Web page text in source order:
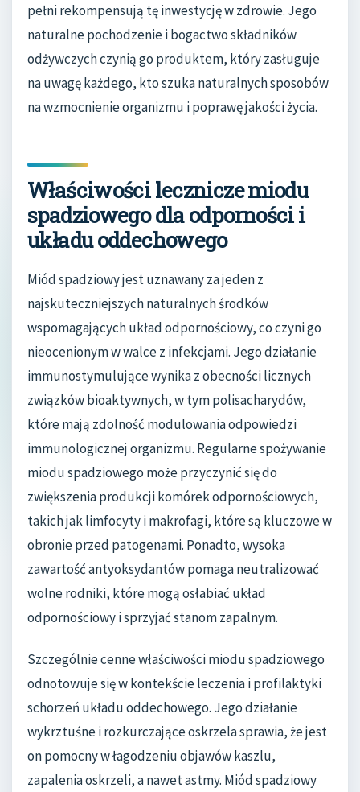
pełni rekompensują tę inwestycję w zdrowie. Jego
naturalne pochodzenie i bogactwo składników
odżywczych czynią go produktem, który zasługuje
na uwagę każdego, kto szuka naturalnych sposobów
na wzmocnienie organizmu i poprawę jakości życia.
Właściwości lecznicze miodu
spadziowego dla odporności i
układu oddechowego
Miód spadziowy jest uznawany za jeden z
najskuteczniejszych naturalnych środków
wspomagających układ odpornościowy, co czyni go
nieocenionym w walce z infekcjami. Jego działanie
immunostymulujące wynika z obecności licznych
związków bioaktywnych, w tym polisacharydów,
które mają zdolność modulowania odpowiedzi
immunologicznej organizmu. Regularne spożywanie
miodu spadziowego może przyczynić się do
zwiększenia produkcji komórek odpornościowych,
takich jak limfocyty i makrofagi, które są kluczowe w
obronie przed patogenami. Ponadto, wysoka
zawartość antyoksydantów pomaga neutralizować
wolne rodniki, które mogą osłabiać układ
odpornościowy i sprzyjać stanom zapalnym.
Szczególnie cenne właściwości miodu spadziowego
odnotowuje się w kontekście leczenia i profilaktyki
schorzeń układu oddechowego. Jego działanie
wykrztuśne i rozkurczające oskrzela sprawia, że jest
on pomocny w łagodzeniu objawów kaszlu,
zapalenia oskrzeli, a nawet astmy. Miód spadziowy